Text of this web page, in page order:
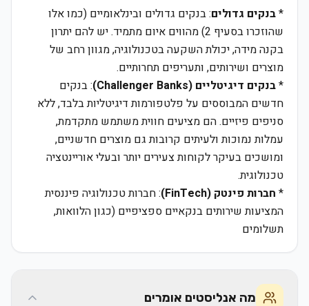
*בנקים גדולים: בנקים גדולים ובינלאומיים (כמו אלו
שהוזכרו בסעיף 2) מהווים איום מתמיד. יש להם יתרון
בקנה מידה, יכולת השקעה בטכנולוגיה, מגוון רחב של
מוצרים ושירותים, ותעריפים תחרותיים.
*בנקים דיגיטליים (Challenger Banks)
: בנקים
חדשים המבוססים על פלטפורמות דיגיטליות בלבד, ללא
סניפים פיזיים. הם מציעים חווית משתמש מתקדמת,
עמלות נמוכות ולעיתים קרובות גם מוצרים חדשניים,
ומושכים בעיקר לקוחות צעירים יותר ובעלי אוריינטציה
טכנולוגית.
* חברות פינטק (FinTech)
: חברות טכנולוגיה פיננסית
המציעות שירותים בנקאיים ספציפיים (כגון הלוואות,
תשלומים
מה אנליסטים אומרים